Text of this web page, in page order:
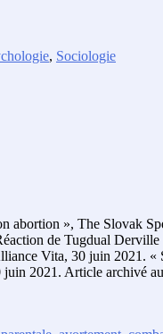
, Sociologie
abortion », The Slovak
de Tugdual Derville
Vita, 30 juin 2021. «
juin 2021. Article archivé